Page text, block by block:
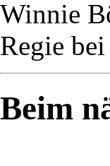
Winnie
Regie
Beim